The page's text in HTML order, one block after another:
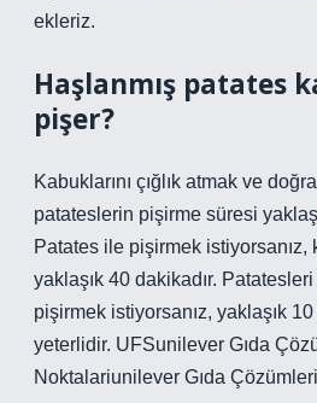
ekleriz.
Haşlanmış patates
pişer?
Kabuklarını çığlık atmak ve
patateslerin pişirme süresi
Patates ile pişirmek istiyorsanız,
yaklaşık 40 dakikadır.
pişirmek istiyorsanız, yaklaşık
yeterlidir. UFSunilever Gıda
Noktalariunilever Gıda Çözümleri